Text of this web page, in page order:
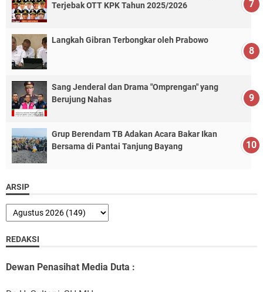
Terjebak OTT KPK Tahun 2025/2026
Langkah Gibran Terbongkar oleh Prabowo
Sang Jenderal dan Drama "Omprengan" yang
Berujung Nahas
Grup Berendam TB Adakan Acara Bakar Ikan
Bersama di Pantai Tanjung Bayang
ARSIP
REDAKSI
Dewan Penasihat Media Duta :